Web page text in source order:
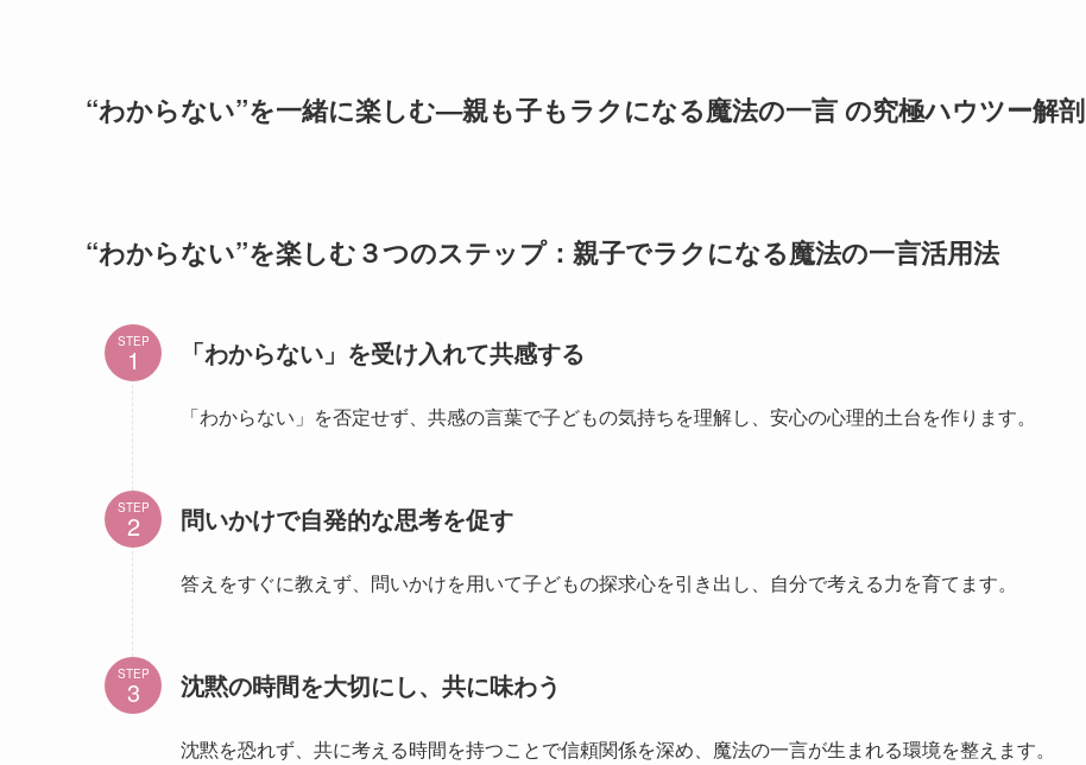
“わからない”を一緒に楽しむ—親も子もラクになる魔法の一言 の究極ハウツー解剖
“わからない”を楽しむ３つのステップ：親子でラクになる魔法の一言活用法
STEP 「わからない」を受け入れて共感する
「わからない」を否定せず、共感の言葉で子どもの気持ちを理解し、安心の心理的土台を作ります。
STEP 問いかけで自発的な思考を促す
答えをすぐに教えず、問いかけを用いて子どもの探求心を引き出し、自分で考える力を育てます。
STEP 沈黙の時間を大切にし、共に味わう
沈黙を恐れず、共に考える時間を持つことで信頼関係を深め、魔法の一言が生まれる環境を整えます。